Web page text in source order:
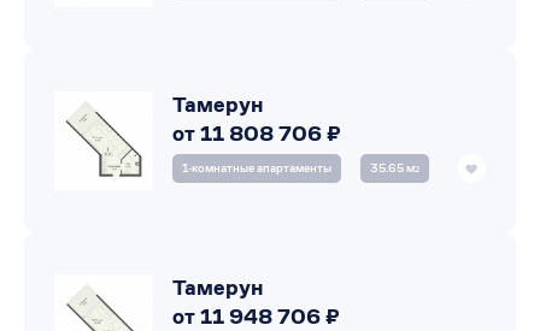
Тамерун
от 11 808 706 ₽
1‑комнатные апартаменты 35.65 м2
Тамерун
от 11 948 706 ₽